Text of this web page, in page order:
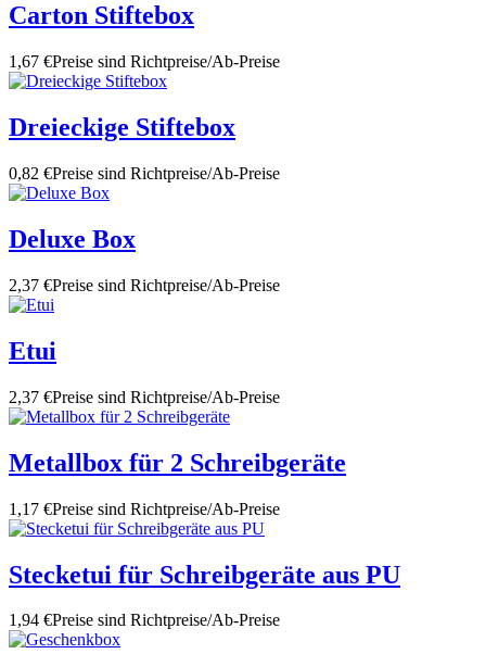
Carton Stiftebox
1,67 €Preise sind Richtpreise/Ab-Preise
Dreieckige Stiftebox
0,82 €Preise sind Richtpreise/Ab-Preise
Deluxe Box
2,37 €Preise sind Richtpreise/Ab-Preise
Etui
2,37 €Preise sind Richtpreise/Ab-Preise
Metallbox für 2 Schreibgeräte
1,17 €Preise sind Richtpreise/Ab-Preise
Stecketui für Schreibgeräte aus PU
1,94 €Preise sind Richtpreise/Ab-Preise